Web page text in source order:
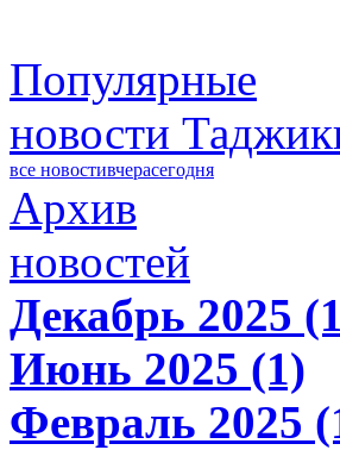
Популярные
новости
все новостивчерасегодня
Архив
новостей
Декабрь 2025
Июнь 2025 (1)
Февраль 2025